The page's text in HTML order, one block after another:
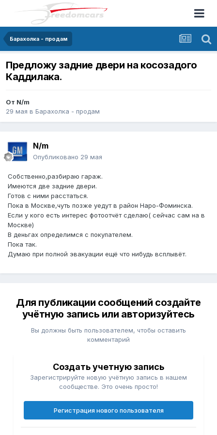
Барахолка - продам
Предложу задние двери на косозадого
Каддилака.
От N/m
29 мая в Барахолка - продам
N/m
Опубликовано 29 мая
Собственно,разбираю гараж.
Имеются две задние двери.
Готов с ними расстаться.
Пока в Москве,чуть позже уедут в район Наро-Фоминска.
Если у кого есть интерес фотоотчёт сделаю( сейчас сам на в
Москве)
В деньгах определимся с покупателем.
Пока так.
Думаю при полной эвакуации ещё что нибудь всплывёт.
Для публикации сообщений создайте
учётную запись или авторизуйтесь
Вы должны быть пользователем, чтобы оставить
комментарий
Создать учетную запись
Зарегистрируйте новую учётную запись в нашем
сообществе. Это очень просто!
Регистрация нового пользователя